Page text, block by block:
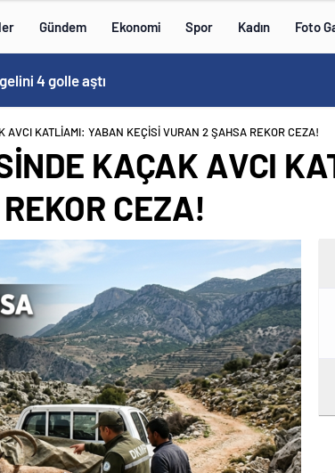
Gündem Ekonomi Spor Kadın Foto
4 golle aştı
AVCI KATLİAMI: YABAN KEÇİSİ VURAN 2 ŞAHSA REKOR CEZA!
KAÇAK AVCI
CEZA!